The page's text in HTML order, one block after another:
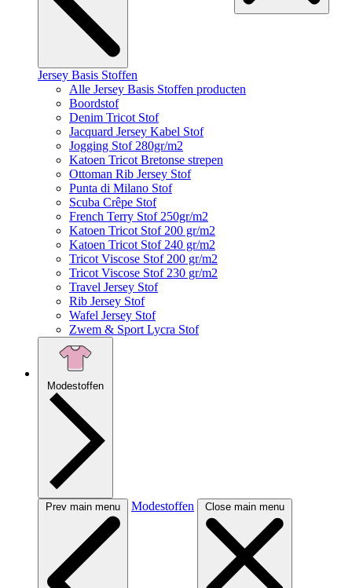
Jersey Basis Stoffen
Alle Jersey Basis Stoffen producten
Boordstof
Denim Tricot Stof
Jacquard Jersey Kabel Stof
Jogging Stof 280gr/m2
Katoen Tricot Bretonse strepen
Ottoman Rib Jersey Stof
Punta di Milano Stof
Scuba Crêpe Stof
French Terry Stof 250gr/m2
Katoen Tricot Stof 200 gr/m2
Katoen Tricot Stof 240 gr/m2
Tricot Viscose Stof 200 gr/m2
Tricot Viscose Stof 230 gr/m2
Travel Jersey Stof
Rib Jersey Stof
Wafel Jersey Stof
Zwem & Sport Lycra Stof
Modestoffen
Prev main menu Modestoffen Close main menu